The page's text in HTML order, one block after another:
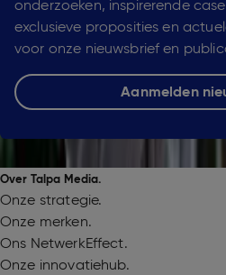
onderzoeken, inspirerende
exclusieve proposities en
voor onze nieuwsbrief en
Aanmelden
Over Talpa Media.
Onze strategie.
Onze merken.
Ons NetwerkEffect.
Onze innovatiehub.